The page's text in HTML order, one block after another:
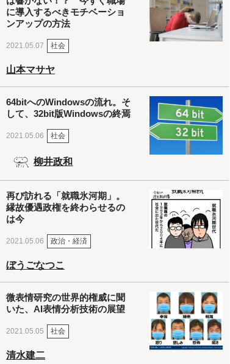
に導入するべきモチベーショ
ンアップの方法
2021.05.07 社会
山本マサヤ
64bitへのWindowsの流れ。そ
して、32bit版Windowsの終焉
2021.05.06 社会
柳井政和
再び訪れる「就職氷河期」。
縁故優遇政権を終わらせるの
は今
2021.05.06 政治・経済
ぼうごなつこ
微表情研究の世界的権威に聞
いた、AI表情分析技術の展望
2021.05.05 社会
清水建二